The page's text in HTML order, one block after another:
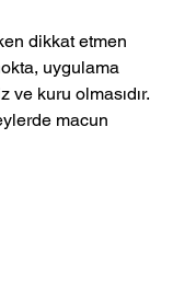
dikkat etmen
uygulama
ve kuru olmasıdır.
macun